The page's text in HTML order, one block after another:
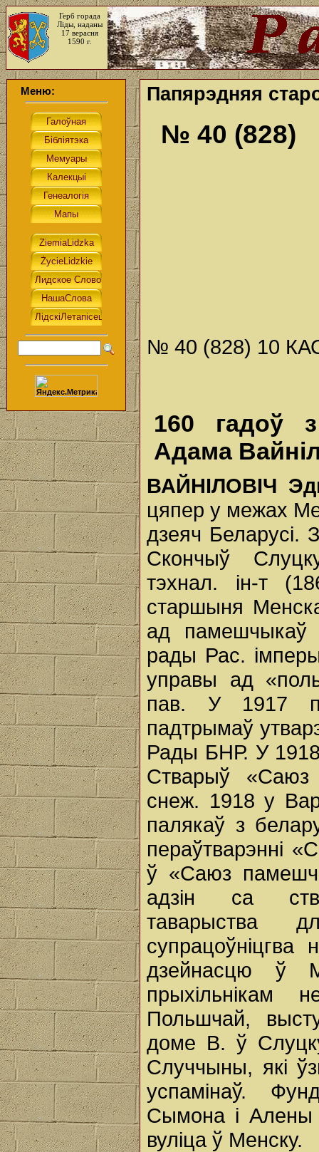
Герб горада
Ліды, наданы
17 верасня
1590 г.
Меню: Папярэдняя
№ 40 (828)
№ 40 (828) 10
160 гадоў
Адама
ВАЙНІЛОВІЧ
цяпер у межах
дзеяч Беларусі.
Скончыў
тэхнал. ін-т
старшыня
ад
рады Рас.
управы ад
пав. У 1917
падтрымаў
Рады БНР. У
Стварыў «Саюз
снеж. 1918 у
палякаў з
пераўтварэнні
ў «Саюз
адзін са
таварыства
супрацоўніцгва
дзейнасцю ў
прыхільнікам
Польшчай,
доме В. ў
Случчыны, які
успамінаў.
Сымона і Алены
вуліца ў Менску.